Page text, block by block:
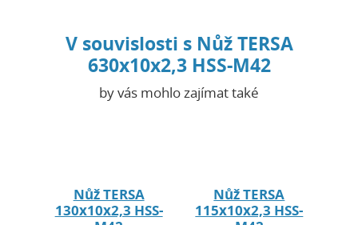
V souvislosti s Nůž TERSA
630x10x2,3 HSS-M42
by vás mohlo zajímat také
Nůž TERSA
130x10x2,3 HSS-
Nůž TERSA
115x10x2,3 HSS-